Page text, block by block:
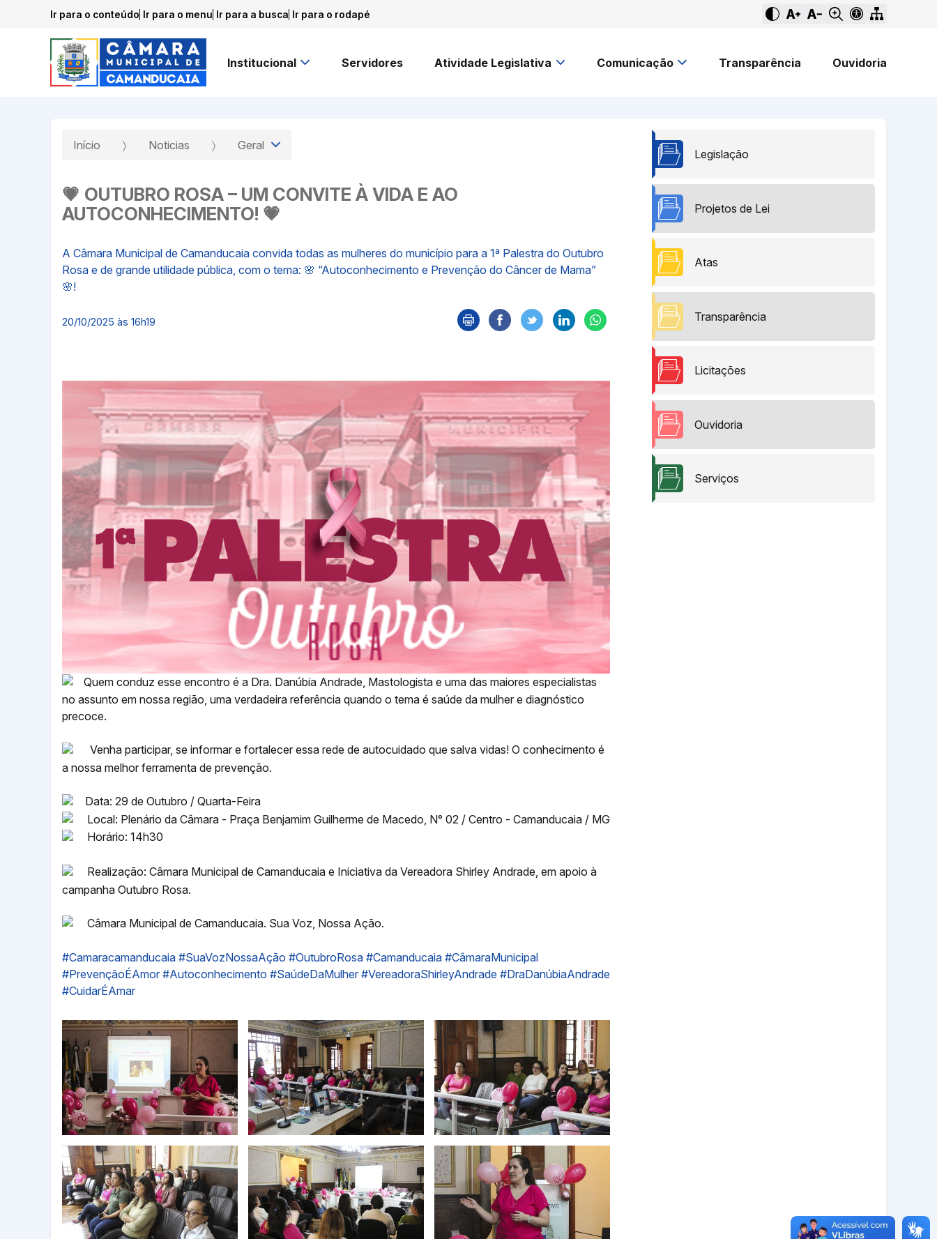
Ir para o conteúdo Ir para o menu Ir para a busca Ir para o rodapé
Institucional Servidores Atividade Legislativa Comunicação Transparência Ouvidoria
Início Noticias Geral
💗 OUTUBRO ROSA – UM CONVITE À VIDA E AO
AUTOCONHECIMENTO! 💗
A Câmara Municipal de Camanducaia convida todas as mulheres do município para a 1ª Palestra do Outubro
Rosa e de grande utilidade pública, com o tema: 🌸 “Autoconhecimento e Prevenção do Câncer de Mama”
🌸!
20/10/2025 às 16h19
Quem conduz esse encontro é a Dra. Danúbia Andrade, Mastologista e uma das maiores especialistas
no assunto em nossa região, uma verdadeira referência quando o tema é saúde da mulher e diagnóstico
precoce.
Venha participar, se informar e fortalecer essa rede de autocuidado que salva vidas! O conhecimento é
a nossa melhor ferramenta de prevenção.
Data: 29 de Outubro / Quarta-Feira
Local: Plenário da Câmara - Praça Benjamim Guilherme de Macedo, N° 02 / Centro - Camanducaia / MG
Horário: 14h30
Realização: Câmara Municipal de Camanducaia e Iniciativa da Vereadora Shirley Andrade, em apoio à
campanha Outubro Rosa.
Câmara Municipal de Camanducaia. Sua Voz, Nossa Ação.
#Camaracamanducaia #SuaVozNossaAção #OutubroRosa #Camanducaia #CâmaraMunicipal
#PrevençãoÉAmor #Autoconhecimento #SaúdeDaMulher #VereadoraShirleyAndrade #DraDanúbiaAndrade
#CuidarÉAmar
Legislação
Projetos de Lei
Atas
Transparência
Licitações
Ouvidoria
Serviços